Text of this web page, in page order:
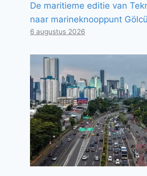
De maritieme editie van
naar marineknooppunt
6 augustus 2026